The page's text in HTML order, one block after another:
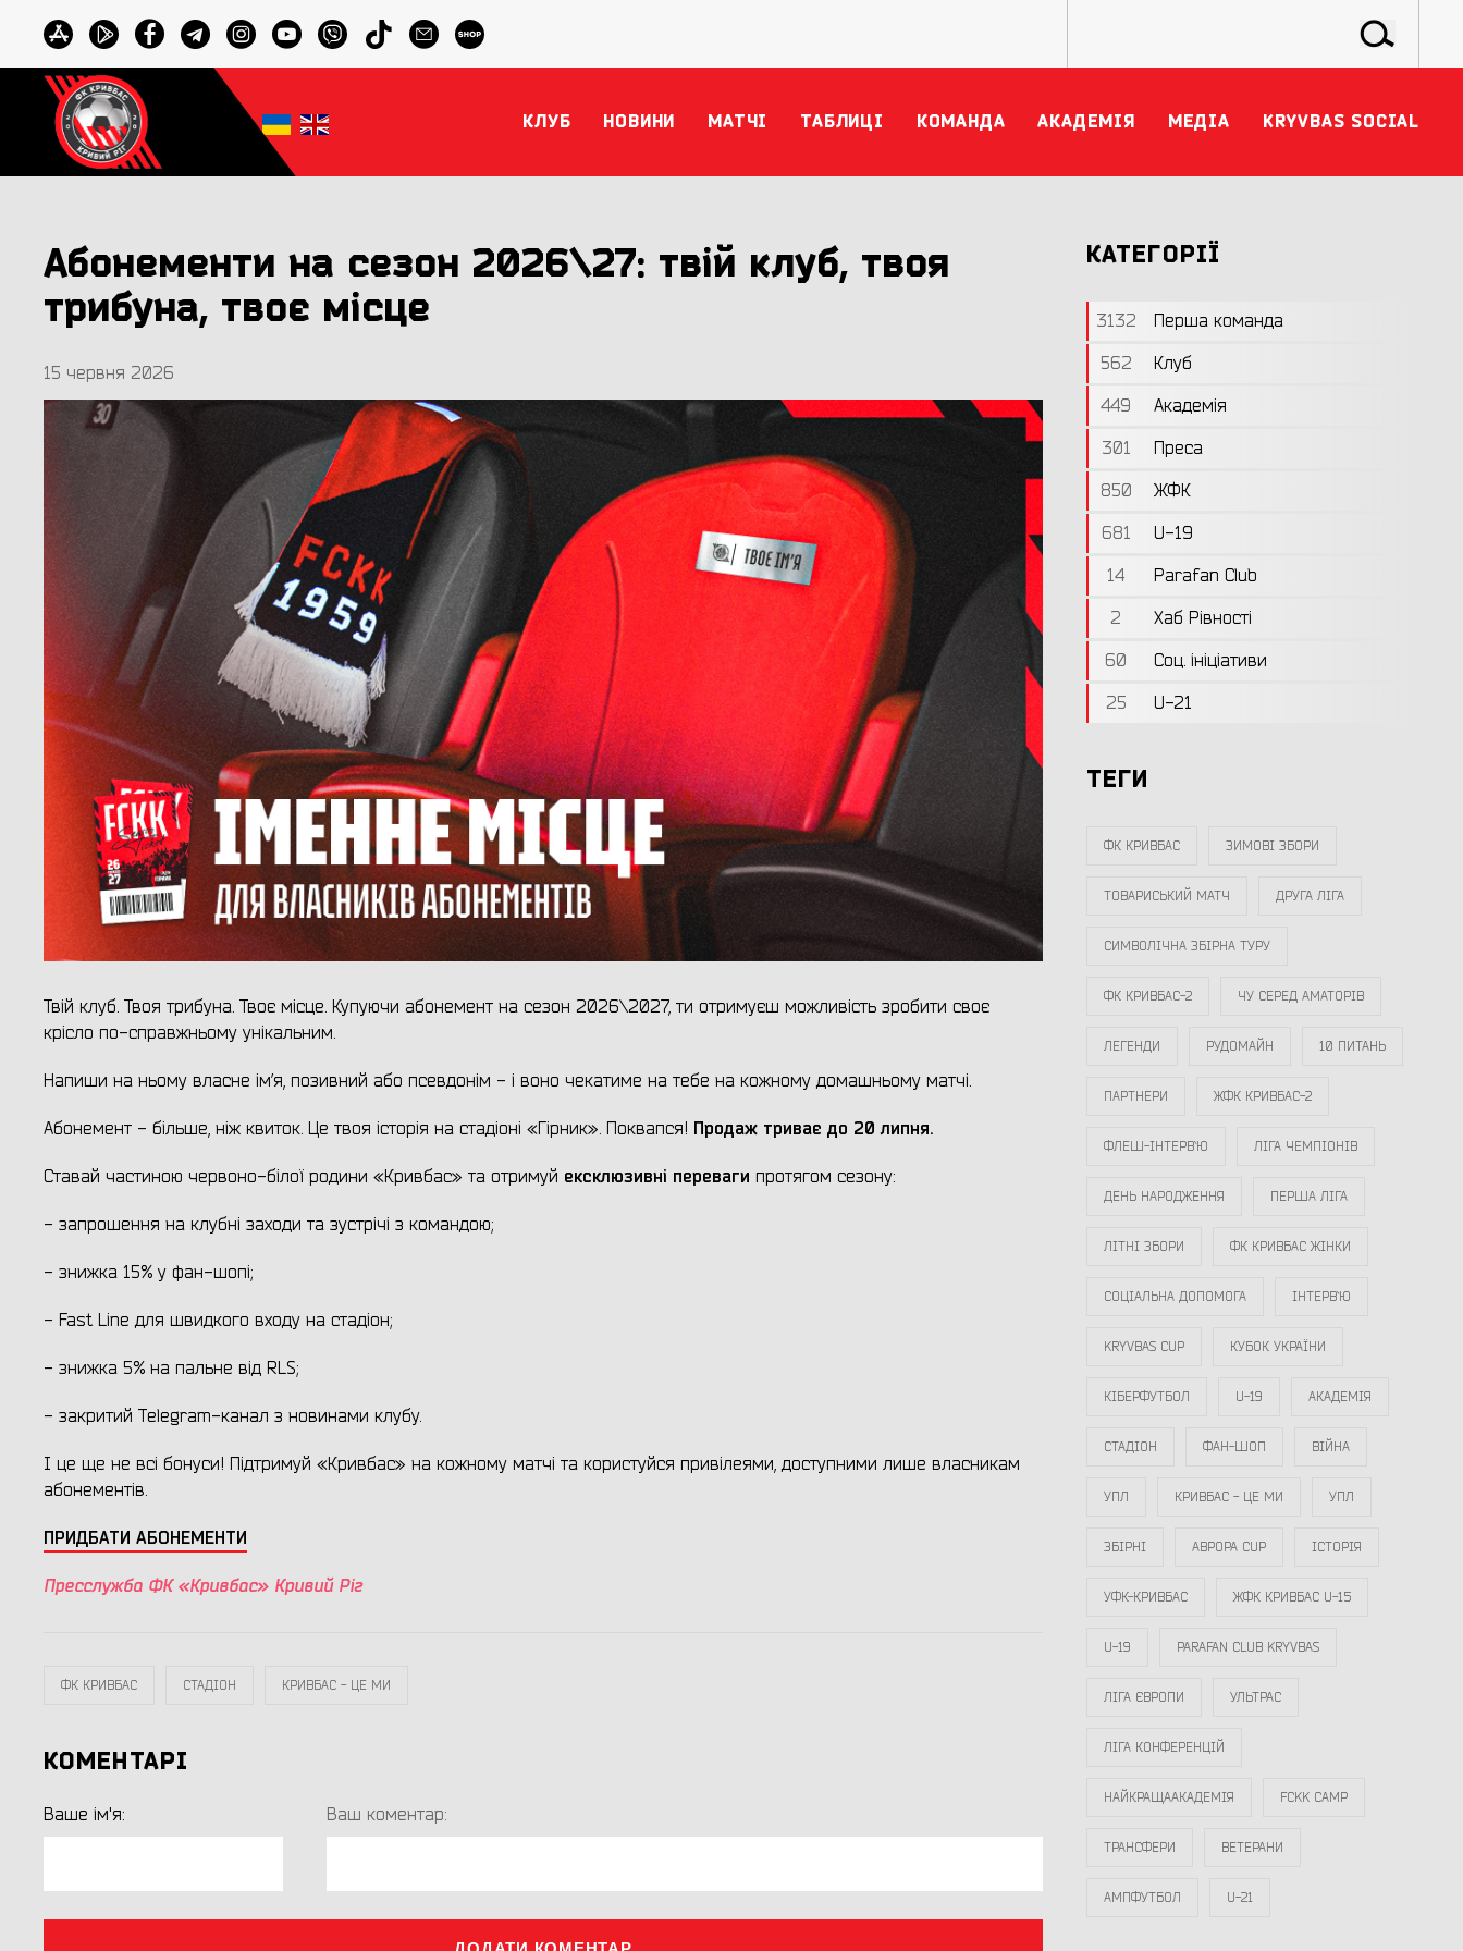
КЛУБ НОВИНИ МАТЧІ ТАБЛИЦІ КОМАНДА АКАДЕМІЯ МЕДІА KRYVBAS SOCIAL
Абонементи на сезон 2026\27: твій клуб, твоя
трибуна, твоє місце
15 червня 2026
Твій клуб. Твоя трибуна. Твоє місце. Купуючи абонемент на сезон 2026\2027, ти отримуєш можливість зробити своє
крісло по-справжньому унікальним.
Напиши на ньому власне ім’я, позивний або псевдонім - і воно чекатиме на тебе на кожному домашньому матчі.
Абонемент - більше, ніж квиток. Це твоя історія на стадіоні «Гірник». Поквапся! Продаж триває до 20 липня.
Ставай частиною червоно-білої родини «Кривбас» та отримуй ексклюзивні переваги протягом сезону:
- запрошення на клубні заходи та зустрічі з командою;
- знижка 15% у фан-шопі;
- Fast Line для швидкого входу на стадіон;
- знижка 5% на пальне від RLS;
- закритий Telegram-канал з новинами клубу.
І це ще не всі бонуси! Підтримуй «Кривбас» на кожному матчі та користуйся привілеями, доступними лише власникам
абонементів.
ПРИДБАТИ АБОНЕМЕНТИ
Пресслужба ФК «Кривбас» Кривий Ріг
ФК КРИВБАС СТАДІОН КРИВБАС - ЦЕ МИ
КОМЕНТАРІ
Ваше ім'я: Ваш коментар:
КАТЕГОРІЇ
3132
Перша команда
562
Клуб
449
Академія
301
Преса
850
ЖФК
681
U-19
14
Parafan Club
2
Хаб Рівності
60
Соц. ініціативи
25
U-21
ТЕГИ
ФК КРИВБАС ЗИМОВІ ЗБОРИ
ТОВАРИСЬКИЙ МАТЧ ДРУГА ЛІГА
СИМВОЛІЧНА ЗБІРНА ТУРУ
ФК КРИВБАС-2 ЧУ СЕРЕД АМАТОРІВ
ЛЕГЕНДИ РУДОМАЙН 10 ПИТАНЬ
ПАРТНЕРИ ЖФК КРИВБАС-2
ФЛЕШ-ІНТЕРВ`Ю ЛІГА ЧЕМПІОНІВ
ДЕНЬ НАРОДЖЕННЯ ПЕРША ЛІГА
ЛІТНІ ЗБОРИ ФК КРИВБАС ЖІНКИ
СОЦІАЛЬНА ДОПОМОГА ІНТЕРВ`Ю
KRYVBAS CUP КУБОК УКРАЇНИ
КІБЕРФУТБОЛ U-19 АКАДЕМІЯ
СТАДІОН ФАН-ШОП ВІЙНА
УПЛ КРИВБАС - ЦЕ МИ УПЛ
ЗБІРНІ АВРОРА CUP ІСТОРІЯ
УФК-КРИВБАС ЖФК КРИВБАС U-15
U-19 PARAFAN CLUB KRYVBAS
ЛІГА ЄВРОПИ УЛЬТРАС
ЛІГА КОНФЕРЕНЦІЙ
НАЙКРАЩААКАДЕМІЯ FCKK CAMP
ТРАНСФЕРИ ВЕТЕРАНИ
АМПФУТБОЛ U-21